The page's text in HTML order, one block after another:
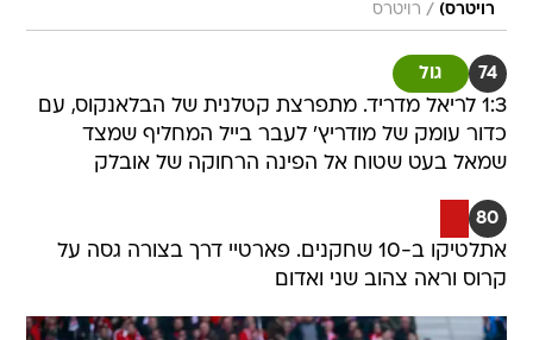
רויטרס) / רויטרס
74 גול
1:3 לריאל מדריד. מתפרצת קטלנית של הבלאנקוס, עם
כדור עומק של מודריץ' לעבר בייל המחליף שמצד
שמאל בעט שטוח אל הפינה הרחוקה של אובלק
80
אתלטיקו ב-10 שחקנים. פארטיי דרך בצורה גסה על
קרוס וראה צהוב שני ואדום